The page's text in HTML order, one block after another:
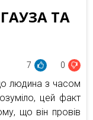
ТА
7 0
людина з часом
цей факт
що він провів